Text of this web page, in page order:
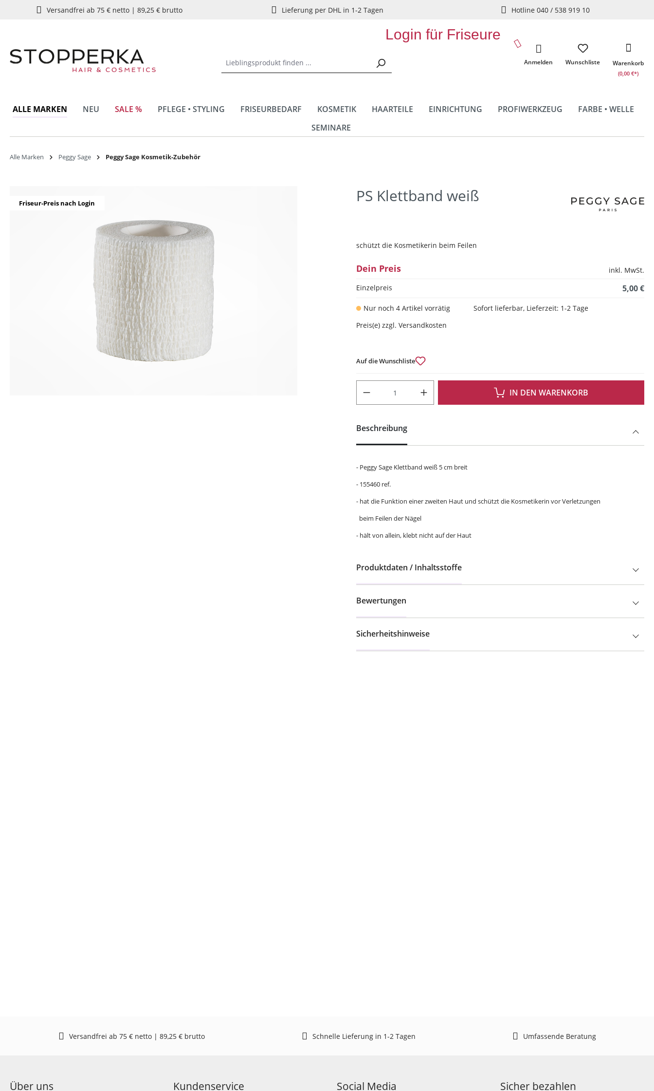
Zur Hauptnavigation springen
Versandfrei ab 75 € netto | 89,25 € brutto Lieferung per DHL in 1-2 Tagen Hotline 040 / 538 919 10
Login für Friseure
Wunschliste
Anmelden Warenkorb
(0,00 €*)
ALLE MARKEN NEU SALE % PFLEGE • STYLING FRISEURBEDARF KOSMETIK HAARTEILE EINRICHTUNG PROFIWERKZEUG
FARBE • WELLE
SEMINARE
Alle Marken Peggy Sage Peggy Sage Kosmetik-Zubehör
Friseur-Preis nach Login PS Klettband weiß
schützt die Kosmetikerin beim Feilen
Dein Preis
inkl. MwSt.
Einzelpreis
5,00 €
Nur noch 4 Artikel vorrätig
Sofort lieferbar, Lieferzeit: 1-2 Tage
Preis(e) zzgl. Versandkosten
Auf die Wunschliste
IN DEN WARENKORB
Beschreibung
- Peggy Sage Klettband weiß 5 cm breit
- 155460 ref.
- hat die Funktion einer zweiten Haut und schützt die Kosmetikerin vor Verletzungen
beim Feilen der Nägel
- hält von allein, klebt nicht auf der Haut
Produktdaten / Inhaltsstoffe
Bewertungen
Sicherheitshinweise
Versandfrei ab 75 € netto | 89,25 € brutto Schnelle Lieferung in 1-2 Tagen Umfassende Beratung
Über uns Kundenservice Social Media Sicher bezahlen